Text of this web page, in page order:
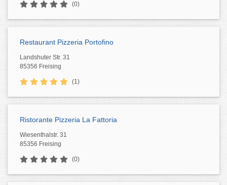
(0)
Restaurant Pizzeria Portofino
Landshuter Str. 31
85356 Freising
(1)
Ristorante Pizzeria La Fattoria
Wiesenthalstr. 31
85356 Freising
(0)